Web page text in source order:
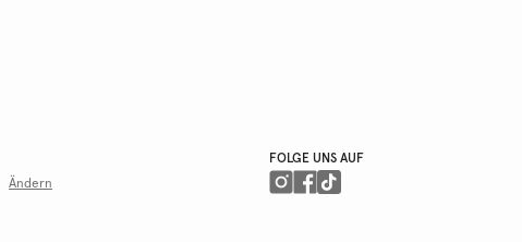
Ändern
FOLGE UNS AUF